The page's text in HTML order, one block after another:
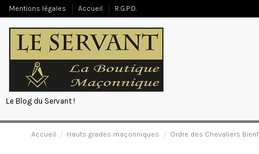
Mentions légales Accueil R.G.P.D.
Le Blog du Servant !
Accueil Hauts grades maçonniques Ordre des Chevaliers